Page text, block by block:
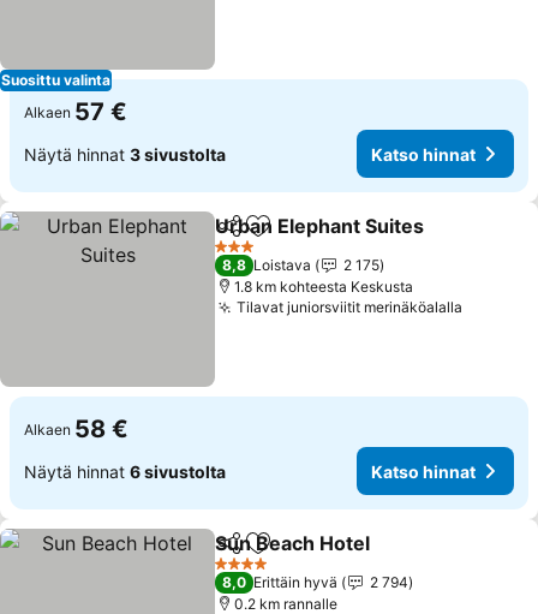
Suosittu valinta
Alkaen 57 €
Näytä hinnat 3 sivustolta Katso hinnat
Jaa Lisää suosikkeihin
Urban Elephant Suites
3 Tähtiluokitus
8,8 Loistava
2 175
1.8 km kohteesta Keskusta
Tilavat juniorsviitit merinäköalalla
Alkaen 58 €
Näytä hinnat 6 sivustolta Katso hinnat
Jaa Lisää suosikkeihin
Sun Beach Hotel
4 Tähtiluokitus
8,0 Erittäin hyvä
2 794
0.2 km rannalle